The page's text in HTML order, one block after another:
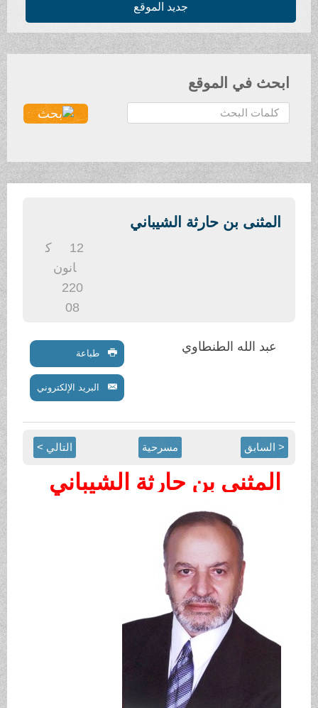
جديد الموقع
ابحث في الموقع
ح
ث
المثنى بن حارثة الشيباني
انون
220
عبد الله الطنطاوي طباعة
البريد الإلكتروني
< السابق مسرحية التالي >
المثنى بن حارثة الشيباني